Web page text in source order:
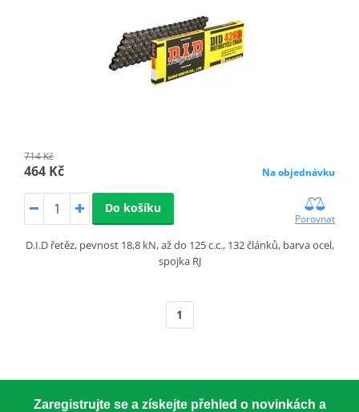
714 Kč
464 Kč Na objednávku
Do košíku
Porovnat
D.I.D řetěz, pevnost 18,8 kN, až do 125 c.c., 132 článků, barva ocel,
spojka RJ
1
Zaregistrujte se a získejte přehled o novinkách a